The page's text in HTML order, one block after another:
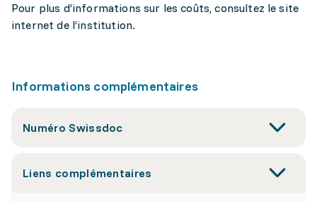
Pour plus d’informations sur les coûts, consultez le site
internet de l’institution.
Informations complémentaires
Numéro Swissdoc
Liens complémentaires